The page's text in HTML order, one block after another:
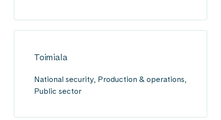
Toimiala
National security, Production & operations,
Public sector